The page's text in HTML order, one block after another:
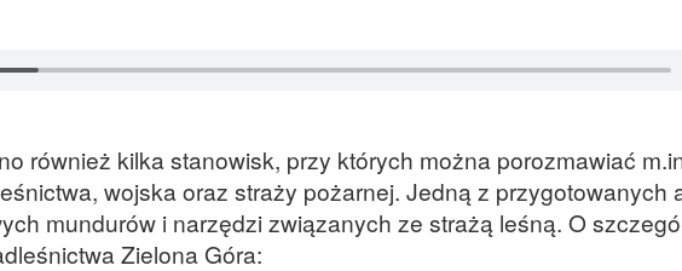
również kilka stanowisk, przy których można porozmawiać
wojska oraz straży pożarnej. Jedną z przygotowanych
mundurów i narzędzi związanych ze strażą leśną. O
Zielona Góra: